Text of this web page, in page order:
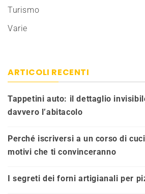
Turismo
Varie
ARTICOLI RECENTI
Tappetini auto: il dettaglio
davvero l’abitacolo
Perché iscriversi a un corso di
motivi che ti convinceranno
I segreti dei forni artigianali per